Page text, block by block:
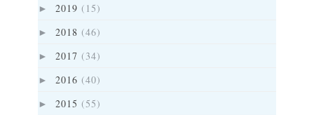
► 2019 (15)
► 2018 (46)
► 2017 (34)
► 2016 (40)
► 2015 (55)